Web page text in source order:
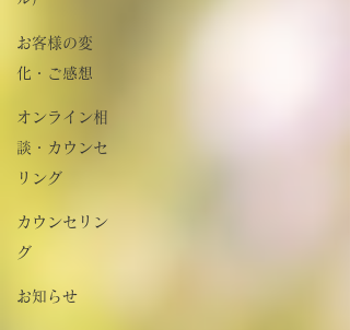
お客様の変
化・ご感想
オンライン相
談・カウンセ
リング
カウンセリン
グ
お知らせ